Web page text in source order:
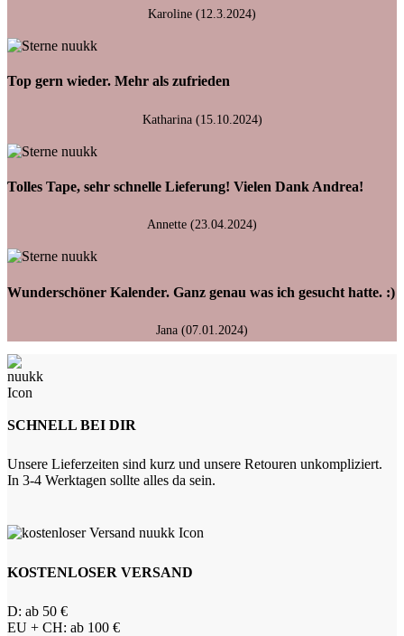
Karoline (12.3.2024)
Top gern wieder. Mehr als zufrieden
Katharina (15.10.2024)
Tolles Tape, sehr schnelle Lieferung! Vielen Dank Andrea!
Annette (23.04.2024)
Wunderschöner Kalender. Ganz genau was ich gesucht hatte. :)
Jana (07.01.2024)
SCHNELL BEI DIR
Unsere Lieferzeiten sind kurz und unsere Retouren unkompliziert.
In 3-4 Werktagen sollte alles da sein.
KOSTENLOSER VERSAND
D: ab 50 €
EU + CH: ab 100 €